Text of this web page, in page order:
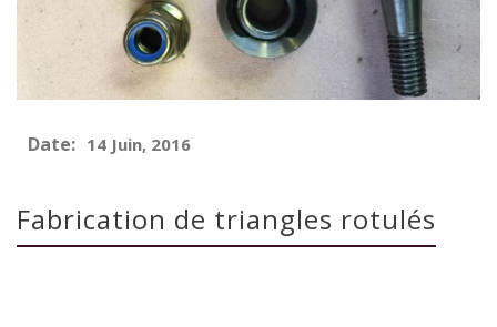
Date: 14 Juin, 2016
Fabrication de triangles rotulés